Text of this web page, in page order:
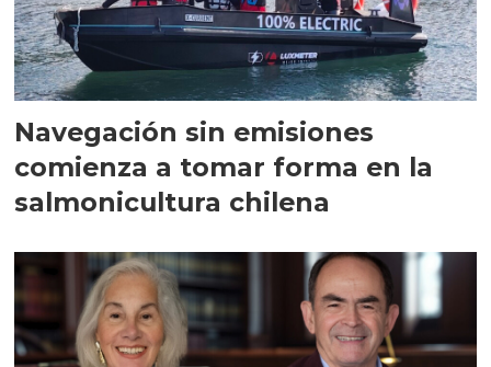
Navegación sin emisiones
comienza a tomar forma en la
salmonicultura chilena